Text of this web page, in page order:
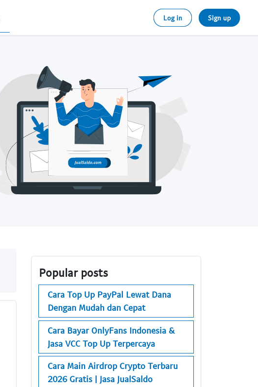
Log in Sign up
Popular posts
Cara Top Up PayPal Lewat Dana
Dengan Mudah dan Cepat
Cara Bayar OnlyFans Indonesia &
Jasa VCC Top Up Terpercaya
Cara Main Airdrop Crypto Terbaru
2026 Gratis | Jasa JualSaldo